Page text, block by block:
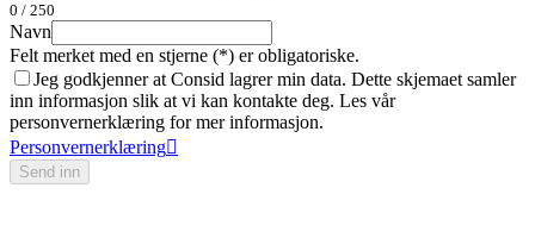
0 / 250
Navn
Felt merket med en stjerne (*) er obligatoriske.
Jeg godkjenner at Consid lagrer min data. Dette skjemaet samler
inn informasjon slik at vi kan kontakte deg. Les vår
personvernerklæring for mer informasjon.
Personvernerklæring
Send inn